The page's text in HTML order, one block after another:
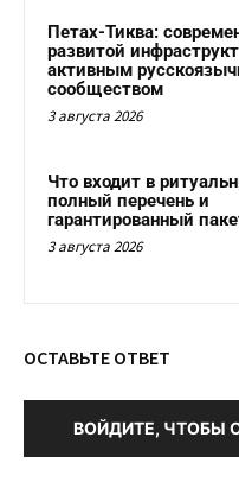
Петах-Тиква:
развитой
активным
сообществом
3 августа 2026
Что входит в
полный перечень и
гарантированный
3 августа 2026
ОСТАВЬТЕ ОТВЕТ
ВОЙДИТЕ, ЧТОБЫ